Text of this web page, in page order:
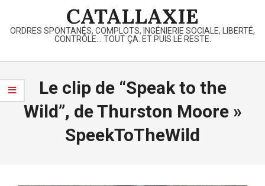
content
CATALLAXIE
ORDRES SPONTANÉS, COMPLOTS, INGÉNIERIE SOCIALE, LIBERTÉ,
CONTRÔLE… TOUT ÇA. ET PUIS LE RESTE.
Primary
Menu
Le clip de “Speak to the
Wild”, de Thurston Moore »
SpeekToTheWild